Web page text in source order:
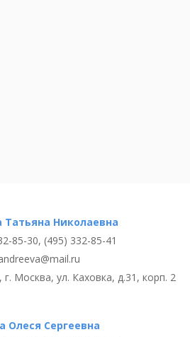
Татьяна Николаевна
85-30, (495) 332-85-41
г. Москва, ул. Каховка, д.31, корп. 2
Олеся Сергеевна